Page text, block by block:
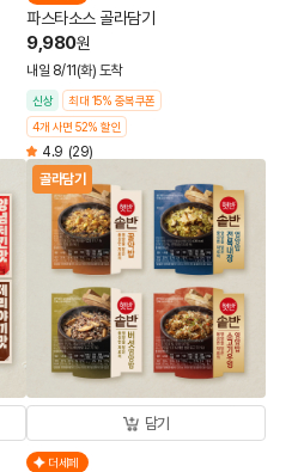
파스타소스 골라담기
9,980원
내일 8/11(화) 도착
신상
최대 15% 중복쿠폰
4개 사면 52% 할인
4.9 (29)
골라담기
담기
더세페